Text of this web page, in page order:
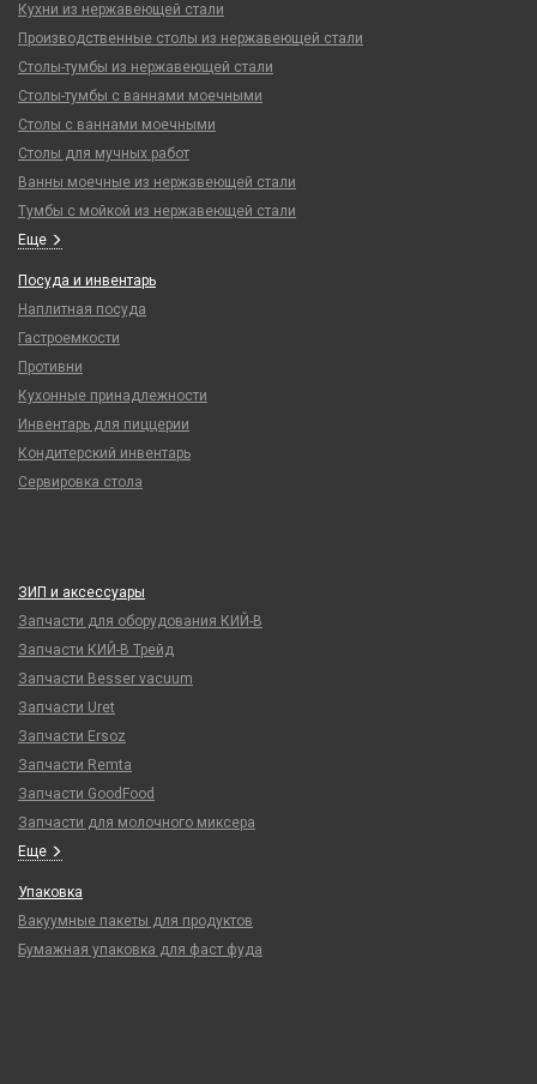
Кухни из нержавеющей стали
Производственные столы из нержавеющей стали
Столы-тумбы из нержавеющей стали
Столы-тумбы с ваннами моечными
Столы с ваннами моечными
Столы для мучных работ
Ванны моечные из нержавеющей стали
Тумбы с мойкой из нержавеющей стали
Еще
Посуда и инвентарь
Наплитная посуда
Гастроемкости
Противни
Кухонные принадлежности
Инвентарь для пиццерии
Кондитерский инвентарь
Сервировка стола
ЗИП и аксессуары
Запчасти для оборудования КИЙ-В
Запчасти КИЙ-В Трейд
Запчасти Besser vacuum
Запчасти Uret
Запчасти Ersoz
Запчасти Remta
Запчасти GoodFood
Запчасти для молочного миксера
Еще
Упаковка
Вакуумные пакеты для продуктов
Бумажная упаковка для фаст фуда